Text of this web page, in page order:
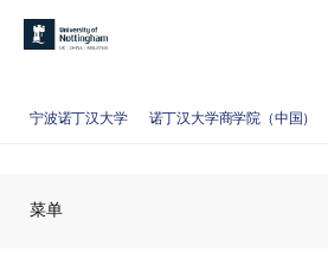
宁波诺丁汉大学 诺丁汉大学商学院（中国）
菜单